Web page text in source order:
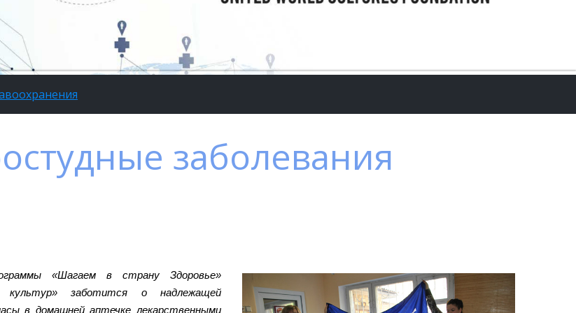
заболевания
«Шагаем в страну Здоровье»
культур» заботится о надлежащей
в домашней аптечке лекарственными